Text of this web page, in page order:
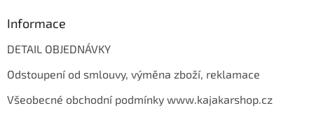
Informace
DETAIL OBJEDNÁVKY
Odstoupení od smlouvy, výměna zboží, reklamace
Všeobecné obchodní podmínky www.kajakarshop.cz